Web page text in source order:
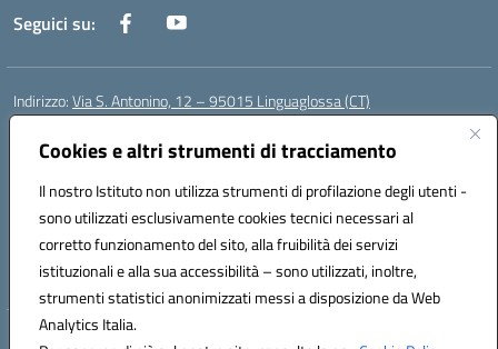
Cookies e altri strumenti di tracciamento
Il nostro Istituto non utilizza strumenti di profilazione degli utenti -
sono utilizzati esclusivamente cookies tecnici necessari al
corretto funzionamento del sito, alla fruibilità dei servizi
istituzionali e alla sua accessibilità – sono utilizzati, inoltre,
strumenti statistici anonimizzati messi a disposizione da Web
Analytics Italia.
Seguici su:
Indirizzo:Via S. Antonino, 12 – 95015 Linguaglossa (CT)
Centralino:
Posta elettronica certificata (PEC):ctic83200r@pec.istruzione.it
Codice fiscale: 83002470876
Codice meccanografico:CTIC83200R
Codice Indice delle Pubbliche Amministrazioni (IPA): istsc_CTIC83200R
Codice unico di fatturazione (CUF): UF7TEB
Hosting & Powered by 3D Solution S.r.l.